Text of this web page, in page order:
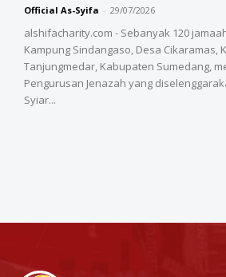
Official As-Syifa - 29/07/2026
alshifacharity.com - Sebanyak 120
Kampung Sindangaso, Desa Cikaramas,
Tanjungmedar, Kabupaten Sumedang,
Pengurusan Jenazah yang
Syiar...